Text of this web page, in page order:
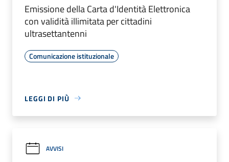
Emissione della Carta d'Identità Elettronica
con validità illimitata per cittadini
ultrasettantenni
Comunicazione istituzionale
LEGGI DI PIÙ
AVVISI